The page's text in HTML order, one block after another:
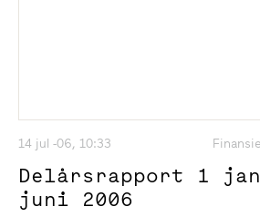
14 jul -06, 10:33
Delårsrapport 1
juni 2006